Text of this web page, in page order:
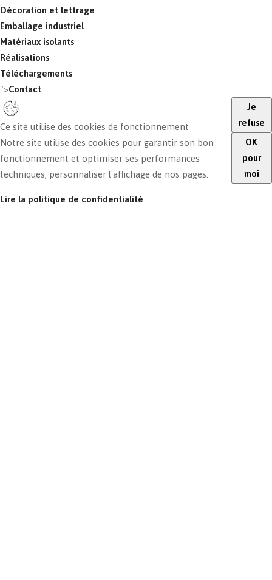
Décoration et lettrage
Emballage industriel
Matériaux isolants
Réalisations
Téléchargements
">Contact
Ce site utilise des cookies de fonctionnement
Notre site utilise des cookies pour garantir son bon
fonctionnement et optimiser ses performances
techniques, personnaliser l'affichage de nos pages.
Lire la politique de confidentialité
Je
refuse
OK
pour
moi